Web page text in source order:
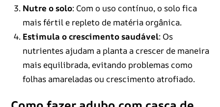
Nutre o solo: Com o uso contínuo, o solo fica
mais fértil e repleto de matéria orgânica.
Estimula o crescimento saudável: Os
nutrientes ajudam a planta a crescer de maneira
mais equilibrada, evitando problemas como
folhas amareladas ou crescimento atrofiado.